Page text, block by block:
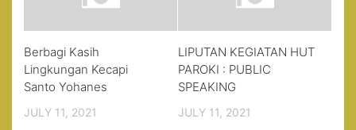
Berbagi Kasih
Lingkungan Kecapi
Santo Yohanes
JULY 11, 2021
LIPUTAN KEGIATAN HUT
PAROKI : PUBLIC
SPEAKING
JULY 11, 2021